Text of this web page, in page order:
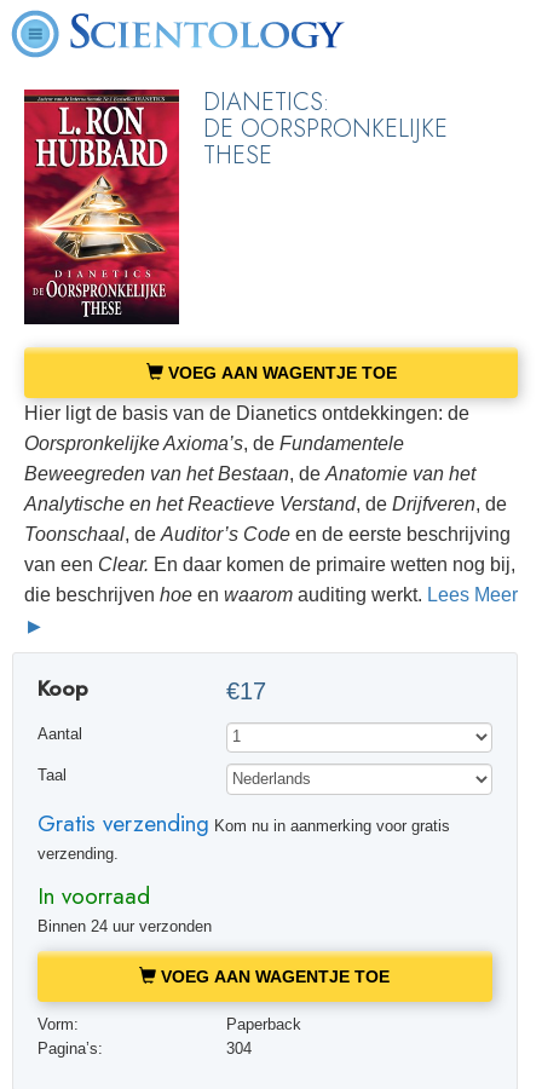
DIANETICS:
DE OORSPRONKELIJKE
THESE
VOEG AAN WAGENTJE TOE
Hier ligt de basis van de Dianetics ontdekkingen: de
Oorspronkelijke Axioma’s, de Fundamentele
Beweegreden van het Bestaan, de Anatomie van het
Analytische en hetReactieve Verstand, de Drijfveren, de
Toonschaal, de Auditor’s Code en de eerste beschrijving
van een Clear. En daar komen de primaire wetten nog bij,
die beschrijven hoe en waarom auditing werkt. Lees Meer
Koop €17
Aantal
Taal
Gratis verzending Kom nu in aanmerking voor gratis
verzending.
In voorraad
Binnen 24 uur verzonden
VOEG AAN WAGENTJE TOE
Vorm:
Paperback
Pagina’s:
304